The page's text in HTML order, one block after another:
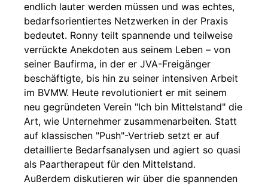
endlich lauter werden müssen und was echtes,
bedarfsorientiertes Netzwerken in der Praxis
bedeutet. Ronny teilt spannende und teilweise
verrückte Anekdoten aus seinem Leben – von
seiner Baufirma, in der er JVA-Freigänger
beschäftigte, bis hin zu seiner intensiven Arbeit
im BVMW. Heute revolutioniert er mit seinem
neu gegründeten Verein "Ich bin Mittelstand" die
Art, wie Unternehmer zusammenarbeiten. Statt
auf klassischen "Push"-Vertrieb setzt er auf
detaillierte Bedarfsanalysen und agiert so quasi
als Paartherapeut für den Mittelstand.
Außerdem diskutieren wir über die spannenden